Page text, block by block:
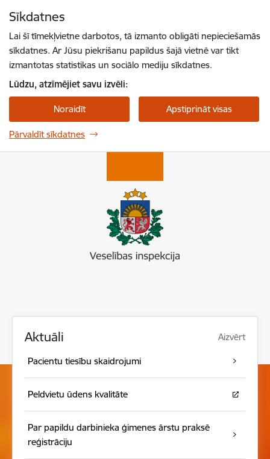
Sīkdatnes
Lai šī tīmekļvietne darbotos, tā izmanto obligāti nepieciešamās
sīkdatnes. Ar Jūsu piekrišanu papildus šajā vietnē var tikt
izmantotas statistikas un sociālo mediju sīkdatnes.
Lūdzu, atzīmējiet savu izvēli:
Noraidīt Apstiprināt visas
Pārvaldīt sīkdatnes
Aktuāli Aizvērt
Pacientu tiesību skaidrojumi
Peldvietu ūdens kvalitāte
Par papildu darbinieka ģimenes ārstu praksē
reģistrāciju